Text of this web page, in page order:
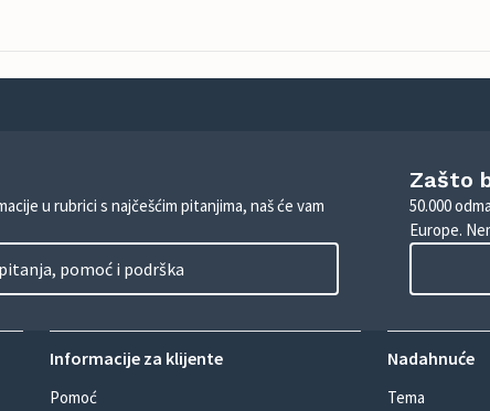
u rubrici s najčešćim pitanjima, naš će vam
pomoć i podrška
Zašto
50.000
Europe.
Informacije za klijente
Pomoć
Nadahnuće
Tema